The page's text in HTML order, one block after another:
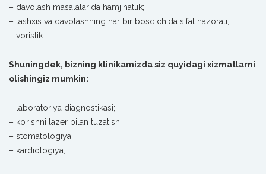
– davolash masalalarida hamjihatlik;
– tashxis va davolashning har bir bosqichida sifat nazorati;
– vorislik.
Shuningdek, bizning klinikamizda siz quyidagi xizmatlarni
olishingiz mumkin:
– laboratoriya diagnostikasi;
– ko’rishni lazer bilan tuzatish;
– stomatologiya;
– kardiologiya;